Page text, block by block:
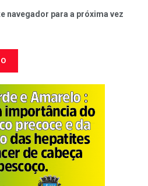
navegador para a próxima vez